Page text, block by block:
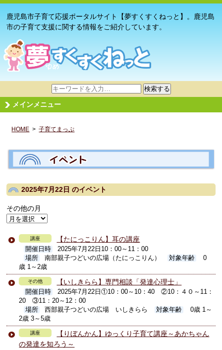
鹿児島市子育て応援ポータルサイト【夢すくすくねっと】。鹿児島
市の子育て支援に関する情報をご紹介しています。
サ
イ
ト
検
検索する
メインメニュー
HOME >子育てまっぷ
2025年7月22日のイベント
その他の月
講座 【たにっこりん】耳の講座
開催日時
2025年7月22日10：00～11：00
場所
南部親子つどいの広場（たにっこりん） 対象年齢
0
歳 1～2歳
その他 【いしきらら】専門相談「発達心理士」
開催日時
2025年7月22日①10：00～10：40 ②10：４０～11：
20 ③11：20～12：00
場所
西部親子つどいの広場 いしきらら 対象年齢
0歳 1～
2歳 3～5歳
講座
【りぼんかん】ゆっくり子育て講座～あかちゃん
の発達を知ろう～